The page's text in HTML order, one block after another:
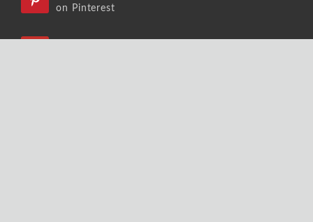
on Pinterest